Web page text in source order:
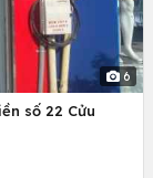
6
số 22 Cửu